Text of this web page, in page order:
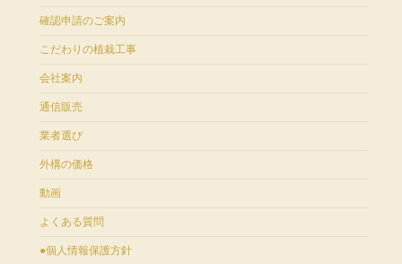
確認申請のご案内
こだわりの植栽工事
会社案内
通信販売
業者選び
外構の価格
動画
よくある質問
●個人情報保護方針